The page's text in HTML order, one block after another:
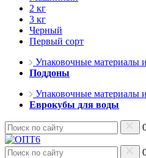
2 кг
3 кг
Черный
Первый сорт
Упаковочные материалы
Поддоны
Упаковочные материалы
Еврокубы для воды